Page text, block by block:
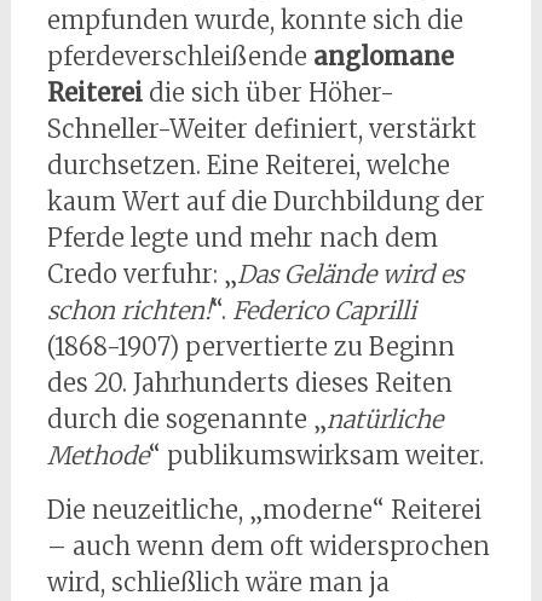
empfunden wurde, konnte sich die
pferdeverschleißende anglomane
Reitereidie sich über Höher-
Schneller-Weiter definiert, verstärkt
durchsetzen. Eine Reiterei, welche
kaum Wert auf die Durchbildung der
Pferde legte und mehr nach dem
Credo verfuhr: „Das Gelände wird es
schon richten!“. Federico Caprilli
(1868-1907) pervertierte zu Beginn
des 20. Jahrhunderts dieses Reiten
durch die sogenannte „natürliche
Methode“ publikumswirksam weiter.
Die neuzeitliche, „moderne“ Reiterei
– auch wenn dem oft widersprochen
wird, schließlich wäre man ja